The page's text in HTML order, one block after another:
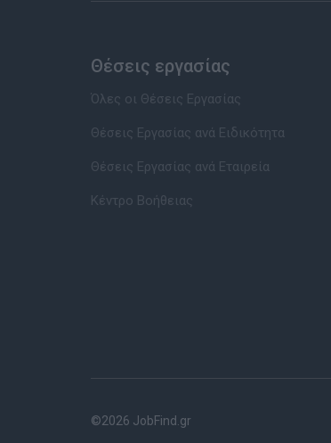
Θέσεις εργασίας
Όλες οι Θέσεις Εργασίας
Θέσεις Εργασίας ανά Ειδικότητα
Θέσεις Εργασίας ανά Εταιρεία
Κέντρο Βοήθειας
©2026 JobFind.gr